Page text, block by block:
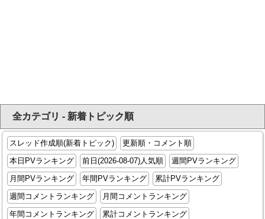
全カテゴリ - 新着トピック順
スレッド作成順(新着トピック)
更新順・コメント順
本日PVランキング
前日(2026-08-07)人気順
週間PVランキング
月間PVランキング
年間PVランキング
累計PVランキング
週間コメントランキング
月間コメントランキング
年間コメントランキング
累計コメントランキング